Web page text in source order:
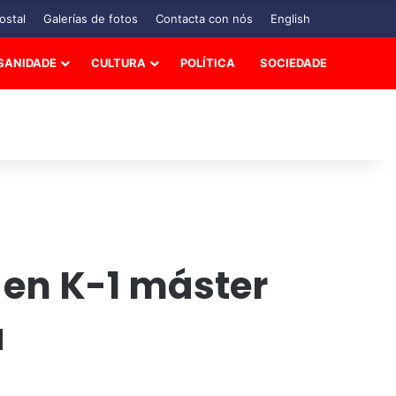
Galerías de fotos Contacta con nós English
CULTURA POLÍTICA SOCIEDADE
K-1 máster